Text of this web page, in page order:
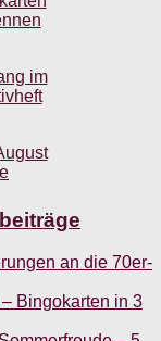
an die 70er-
Bingokarten in 3